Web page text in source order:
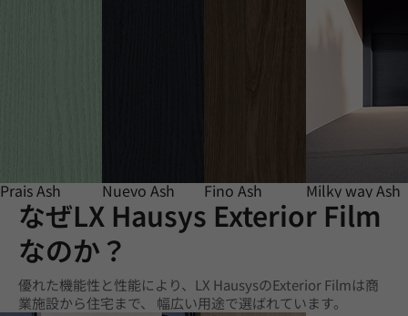
Prais Ash Nuevo Ash Fino Ash Milky way Ash
なぜLX Hausys Exterior Film
なのか？
優れた機能性と性能により、LX HausysのExterior Filmは商
業施設から住宅まで、 幅広い用途で選ばれています。